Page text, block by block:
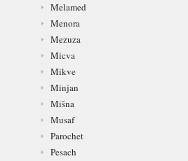
Melamed
Menora
Mezuza
Micva
Mikve
Minjan
Mišna
Musaf
Parochet
Pesach